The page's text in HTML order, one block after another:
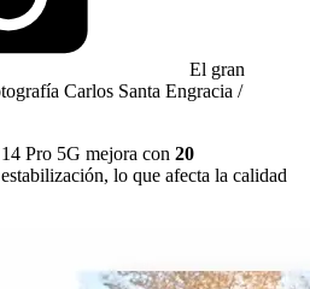
El gran
Carlos Santa Engracia /
Pro 5G mejora con 20
lo que afecta la calidad